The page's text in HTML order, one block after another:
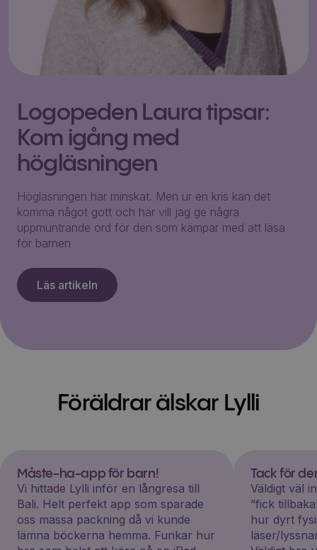
Logopeden Laura tipsar:
Kom igång med
högläsningen
Högläsningen har minskat. Men ur en kris kan det
komma något gott och här vill jag ge några
uppmuntrande ord för den som kämpar med att läsa
för barnen
Läs artikeln
Föräldrar älskar Lylli
Måste-ha-app för barn!
Vi hittade Lylli inför en långresa till
Bali. Helt perfekt app som sparade
oss massa packning då vi kunde
lämna böckerna hemma. Funkar hur
Tack för
Väldigt väl
”fick
hur dyrt
läser/